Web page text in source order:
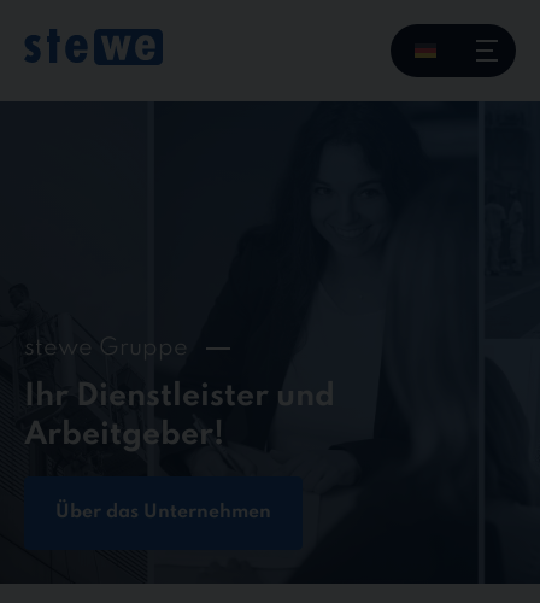
content
stewe Gruppe
Ihr Dienstleister und
Arbeitgeber!
Über das Unternehmen